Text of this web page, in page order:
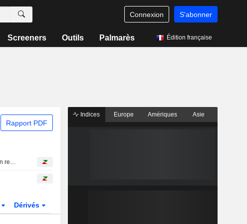
Connexion S'abonner
Screeners Outils Palmarès Édition française
Rapport PDF
Augmentation de capital et ventes en repli pour Lucibel
Dérivés
Indices Europe Amériques Asie